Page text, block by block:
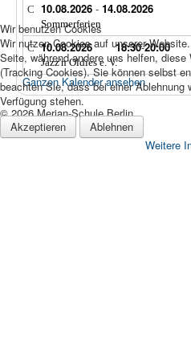
10.08.2026- 14.08.2026
Sommerferien
10.08.2026 18:30-20:00
Jazz'n Oldies e. V.
Ganzen Kalender ansehen
© 2026 Merian-Schule Berlin
Wir benutzen Cookies
Wir nutzen Cookies auf unserer
Seite, während andere uns helfen,
(Tracking Cookies). Sie können selbst
beachten Sie, dass bei einer
Verfügung stehen.
Akzeptieren
Ablehnen
Weitere